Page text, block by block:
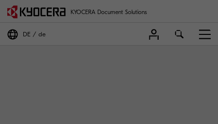
KYOCERA Document Solutions
DE de